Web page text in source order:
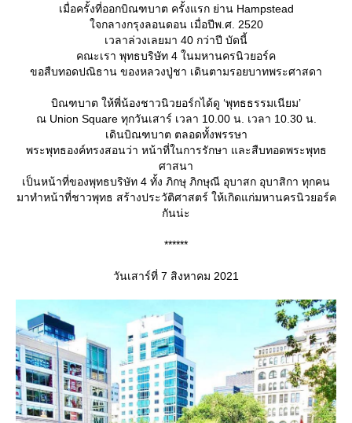
เมื่อครั้งที่ออกบิณฑบาต ครั้งแรก ย่าน Hampstead
จกลางกรุงลอนดอน เมื่อปีพ.ศ. 2520
เวลาล่วงเลยมา 40 กว่าปี บัดนี้
คณะเรา พุทธบริษัท 4 ในมหานครนิวยอร์ค
ขอสืบทอดปณิธาน ของหลวงปู่ชา เดินตามรอยบาทพระศาสดา
บิณฑบาต ให้พี่น้องชาวนิวยอร์กได้ดู ‘พุทธธรรมเนียม’
ณ Union Square ทุกวันเสาร์ เวลา 10.00 น. เวลา 10.30 น.
เดินบิณฑบาต ตลอดทั้งพรรษา
พระพุทธองค์ทรงสอนว่า หน้าที่ในการรักษา และสืบทอดพระพุทธ
ศาสนา
เป็นหน้าที่ของพุทธบริษัท 4 ทั้ง ภิกษุ ภิกษุณี อุบาสก อุบาสิกา ทุกคน
มาทำหน้าที่ชาวพุทธ สร้างประวัติศาสตร์ ให้เกิดแก่มหานครนิวยอร์ค
กันน่ะ
******
วันเสาร์ที่ 7 สิงหาคม 2021